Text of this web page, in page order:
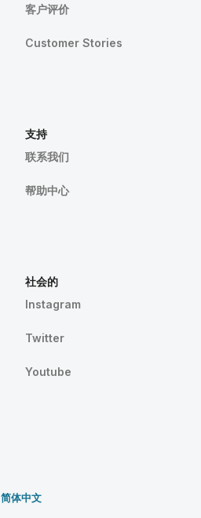
客户评价
Customer Stories
支持
联系我们
帮助中心
社会的
Instagram
Twitter
Youtube
简体中文